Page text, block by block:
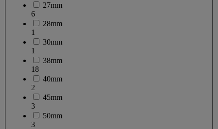
27mm
6
28mm
1
30mm
1
38mm
18
40mm
2
45mm
3
50mm
3